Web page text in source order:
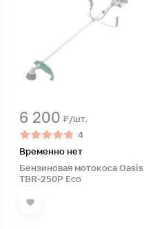
6 200 ₽/шт.
4
Временно нет
Бензиновая мотокоса Oasis
ТВR-250Р Eco